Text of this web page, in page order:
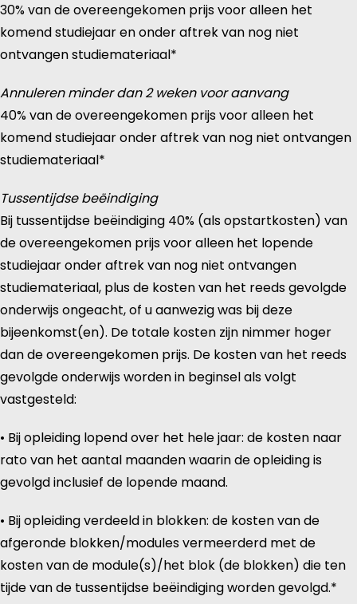
30% van de overeengekomen prijs voor alleen het
komend studiejaar en onder aftrek van nog niet
ontvangen studiemateriaal*
Annuleren minder dan 2 weken voor aanvang
40% van de overeengekomen prijs voor alleen het
komend studiejaar onder aftrek van nog niet ontvangen
studiemateriaal*
Tussentijdse beëindiging
Bij tussentijdse beëindiging 40% (als opstartkosten) van
de overeengekomen prijs voor alleen het lopende
studiejaar onder aftrek van nog niet ontvangen
studiemateriaal, plus de kosten van het reeds gevolgde
onderwijs ongeacht, of u aanwezig was bij deze
bijeenkomst(en). De totale kosten zijn nimmer hoger
dan de overeengekomen prijs. De kosten van het reeds
gevolgde onderwijs worden in beginsel als volgt
vastgesteld:
• Bij opleiding lopend over het hele jaar: de kosten naar
rato van het aantal maanden waarin de opleiding is
gevolgd inclusief de lopende maand.
• Bij opleiding verdeeld in blokken: de kosten van de
afgeronde blokken/modules vermeerderd met de
kosten van de module(s)/het blok (de blokken) die ten
tijde van de tussentijdse beëindiging worden gevolgd.*